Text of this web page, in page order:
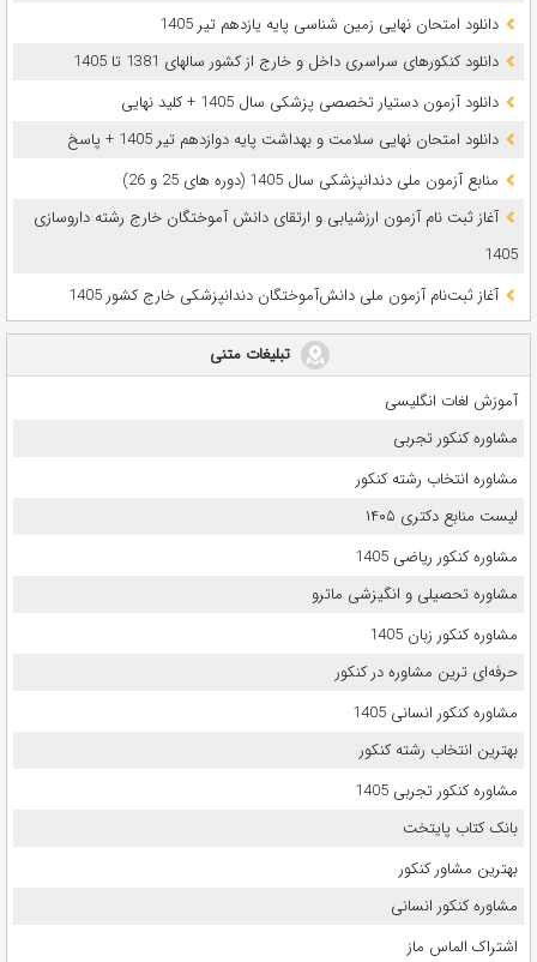
دانلود امتحان نهایی زمین شناسی پایه یازدهم تیر 1405
دانلود کنکورهای سراسری داخل و خارج از کشور سالهای 1381 تا 1405
دانلود آزمون دستیار تخصصی پزشکی سال 1405 + کلید نهایی
دانلود امتحان نهایی سلامت و بهداشت پایه دوازدهم تیر 1405 + پاسخ
ﻣﻨﺎﺑﻊ آزﻣﻮن ﻣﻠﯽ دندانپزشکی سال 1405 (دوره های 25 و 26)
آغاز ثبت نام آزمون‌ ارزشیابی و ارتقای دانش آموختگان خارج رشته داروسازی
1405
آغاز ثبت‌نام آزمون ملی دانش‌آموختگان دندانپزشکی خارج کشور 1405
تبلیغات متنی
آموزش لغات انگلیسی
مشاوره کنکور تجربی
مشاوره انتخاب رشته کنکور
لیست منابع دکتری ۱۴۰۵
مشاوره کنکور ریاضی 1405
مشاوره تحصیلی و انگیزشی ماترو
مشاوره کنکور زبان 1405
حرفه‌ای ترین مشاوره در کنکور
مشاوره کنکور انسانی 1405
بهترین انتخاب رشته کنکور
مشاوره کنکور تجربی 1405
بانک کتاب پایتخت
بهترین مشاور کنکور
مشاوره کنکور انسانی
اشتراک الماس ماز